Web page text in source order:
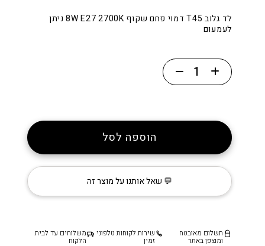
לד גלוב T45 דמוי פחם שקוף 8W E27 2700K ניתן
לעמעום
כמות
של
T45
הוספה לסל
💬 שאל אותנו על מוצר זה
תשלום מאובטח
ומוצפן באתר
שירות לקוחות טלפוני
זמין
משלוחים עד לבית
הלקוח